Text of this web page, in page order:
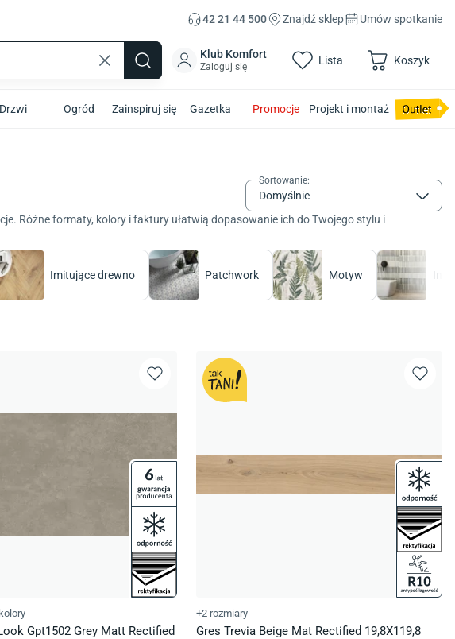
42 21 44 500 Znajdź sklep Umów spotkanie
Klub Komfort
Zaloguj się Lista Koszyk
Drzwi Ogród Zainspiruj się Gazetka Promocje Projekt i montaż
Sortowanie:
Domyślnie
Różne formaty, kolory i faktury ułatwią dopasowanie ich do Twojego stylu i
Imitujące drewno Patchwork Motyw Inne
Gpt1502 Grey Matt Rectified
+2 rozmiary
Gres Trevia Beige Mat Rectified 19,8X119,8